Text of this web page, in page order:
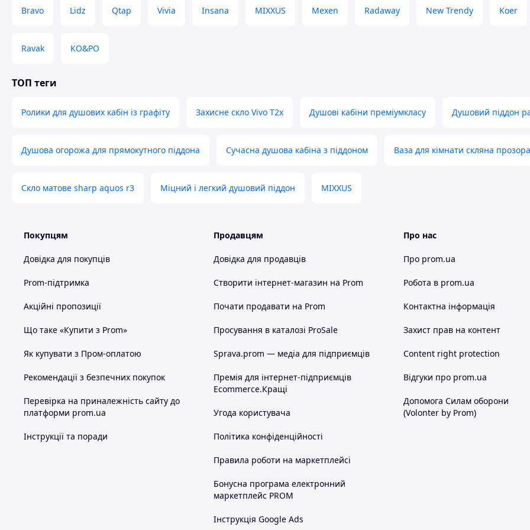
Bravo Lidz Qtap Vivia Insana MIXXUS Mexen Radaway New Trendy Koer
Ravak KO&PO
ТОП теги
Ролики для душових кабін із графіту Захисне скло Vivo T2x Душові кабіни преміумкласу Душовий піддон
Душова огорожа для прямокутного піддона Сучасна душова кабіна з піддоном Ваза для кімнати скляна прозора
Скло матове sharp aquos r3 Міцний і легкий душовий піддон MIXXUS
Покупцям
Довідка для покупців
Prom-підтримка
Акційні пропозиції
Що таке «Купити з Prom»
Як купувати з Пром-оплатою
Рекомендації з безпечних покупок
Перевірка на приналежність сайту до
платформи prom.ua
Інструкції та поради
Продавцям
Довідка для продавців
Створити інтернет-магазин на Prom
Почати продавати на Prom
Просування в каталозі ProSale
Sprava.prom — медіа для підприємців
Премія для інтернет-підприємців
Ecommerce.Кращі
Угода користувача
Політика конфіденційності
Правила роботи на маркетплейсі
Бонусна програма електронний
маркетплейс PROM
Інструкція Google Ads
Про нас
Про prom.ua
Робота в prom.ua
Контактна інформація
Захист прав на контент
Content right protection
Відгуки про prom.ua
Допомога Силам оборони
(Volonter by Prom)